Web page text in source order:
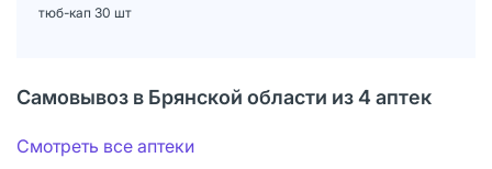
тюб-кап 30 шт
Самовывоз в Брянской области из 4 аптек
Смотреть все аптеки